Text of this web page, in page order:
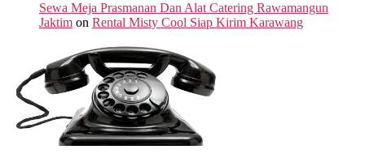
Sewa Meja Prasmanan Dan Alat Catering Rawamangun
Jaktim on Rental Misty Cool Siap Kirim Karawang